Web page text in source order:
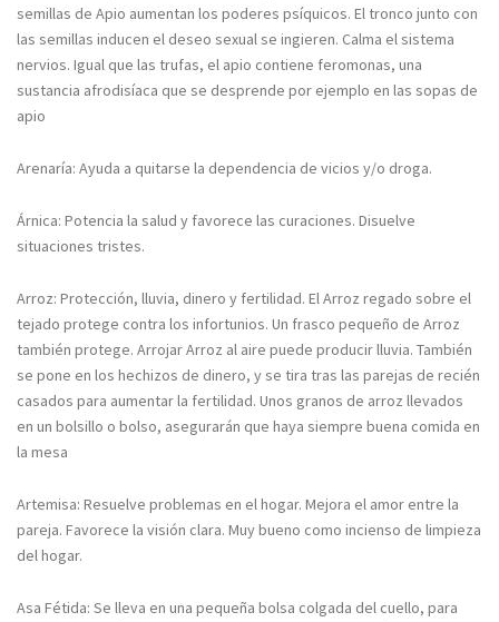
semillas de Apio aumentan los poderes psíquicos. El tronco junto con
las semillas inducen el deseo sexual se ingieren. Calma el sistema
nervios. Igual que las trufas, el apio contiene feromonas, una
sustancia afrodisíaca que se desprende por ejemplo en las sopas de
apio
Arenaría: Ayuda a quitarse la dependencia de vicios y/o droga.
Árnica: Potencia la salud y favorece las curaciones. Disuelve
situaciones tristes.
Arroz: Protección, lluvia, dinero y fertilidad. El Arroz regado sobre el
tejado protege contra los infortunios. Un frasco pequeño de Arroz
también protege. Arrojar Arroz al aire puede producir lluvia. También
se pone en los hechizos de dinero, y se tira tras las parejas de recién
casados para aumentar la fertilidad. Unos granos de arroz llevados
en un bolsillo o bolso, asegurarán que haya siempre buena comida en
la mesa
Artemisa: Resuelve problemas en el hogar. Mejora el amor entre la
pareja. Favorece la visión clara. Muy bueno como incienso de limpieza
del hogar.
Asa Fétida: Se lleva en una pequeña bolsa colgada del cuello, para